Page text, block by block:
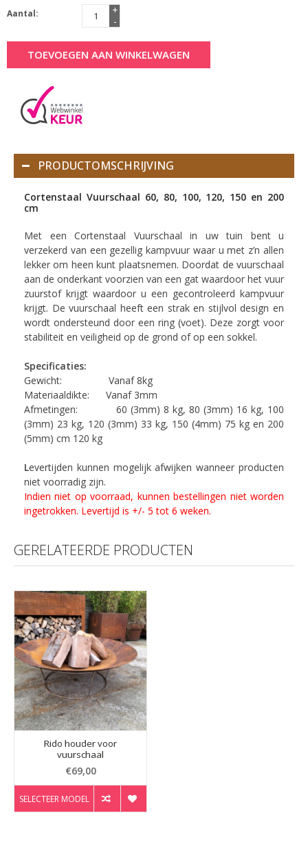
Aantal:
+
-
TOEVOEGEN AAN WINKELWAGEN
PRODUCTOMSCHRIJVING
Cortenstaal Vuurschaal 60, 80, 100, 120, 150 en 200
cm
Met een Cortenstaal Vuurschaal in uw tuin bent u
verzekerd van een gezellig kampvuur waar u met z’n allen
lekker om heen kunt plaatsnemen. Doordat de vuurschaal
aan de onderkant voorzien van een gat waardoor het vuur
zuurstof krijgt waardoor u een gecontroleerd kampvuur
krijgt. De vuurschaal heeft een strak en stijlvol design en
wordt ondersteund door een ring (voet). Deze zorgt voor
stabiliteit en veiligheid op de grond of op een sokkel.
Specificaties:
Gewicht: Vanaf 8kg
Materiaaldikte: Vanaf 3mm
Afmetingen: 60 (3mm) 8 kg, 80 (3mm) 16 kg, 100
(3mm) 23 kg, 120 (3mm) 33 kg, 150 (4mm) 75 kg en 200
(5mm) cm 120 kg
Levertijden kunnen mogelijk afwijken wanneer producten
niet voorradig zijn.
Indien niet op voorraad, kunnen bestellingen niet worden
ingetrokken. Levertijd is +/- 5 tot 6 weken.
GERELATEERDE PRODUCTEN
Rido houder voor
vuurschaal
€69,00
SELECTEER MODEL